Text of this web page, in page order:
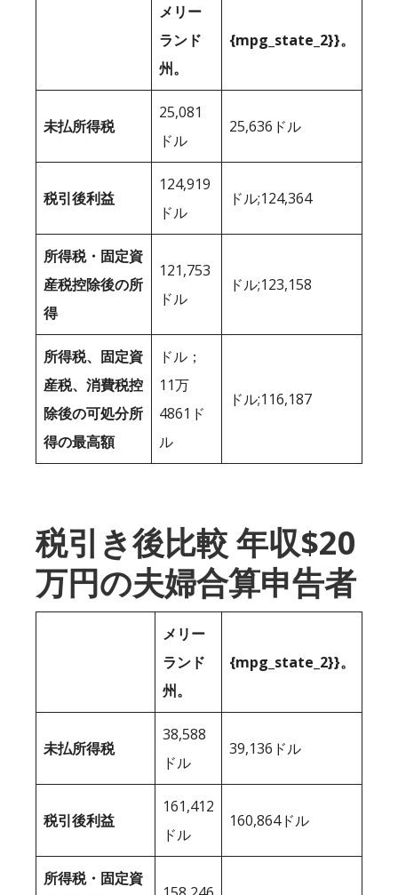
メリー
ランド
州。
{mpg_state_2}}。
未払所得税
25,081
ドル
25,636ドル
税引後利益
124,919
ドル
ドル;124,364
所得税・固定資
産税控除後の所
得
121,753
ドル
ドル;123,158
所得税、固定資
産税、消費税控
除後の可処分所
得の最高額
ドル；
11万
4861ド
ル
ドル;116,187
税引き後比較 年収$20
万円の夫婦合算申告者
メリー
ランド
州。
{mpg_state_2}}。
未払所得税
38,588
ドル
39,136ドル
税引後利益
161,412
ドル
160,864ドル
所得税・固定資